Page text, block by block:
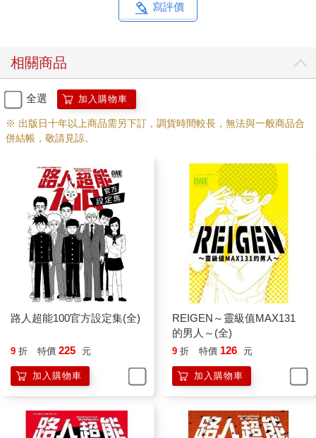
寫評價
相關商品
全選 加入購物車
※ 出版日十年以上商品需另下訂，調貨時間較長，無法與一般商品合
併結帳，敬請見諒。
路人超能100官方設定集(全)
9 折 特價 225 元
加入購物車
REIGEN～靈級值MAX131
的男人～(全)
9 折 特價 126 元
加入購物車